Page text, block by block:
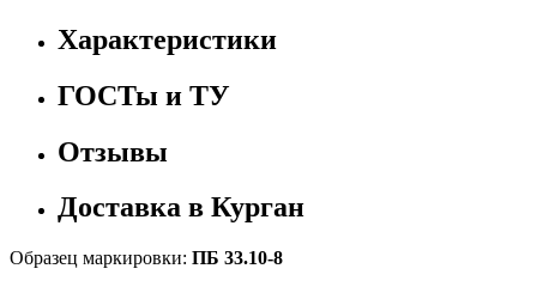
Характеристики
ГОСТы и ТУ
Отзывы
Доставка в Курган
Образец маркировки: ПБ 33.10-8